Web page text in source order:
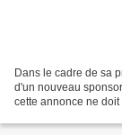
Dans le cadre de sa
d'un nouveau
cette annonce ne